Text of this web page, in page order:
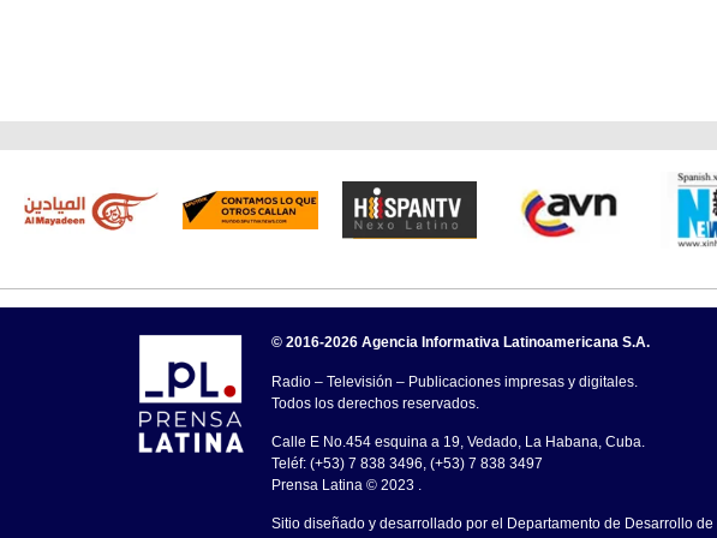
© 2016-2026 Agencia Informativa Latinoamericana S.A.
Radio – Televisión – Publicaciones impresas y digitales.
Todos los derechos reservados.
Calle E No.454 esquina a 19, Vedado, La Habana, Cuba.
Teléf: (+53) 7 838 3496, (+53) 7 838 3497
Prensa Latina © 2023 .
Sitio diseñado y desarrollado por el Departamento de Desarrollo